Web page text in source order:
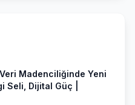
Madenciliğinde Yeni
Seli, Dijital Güç |